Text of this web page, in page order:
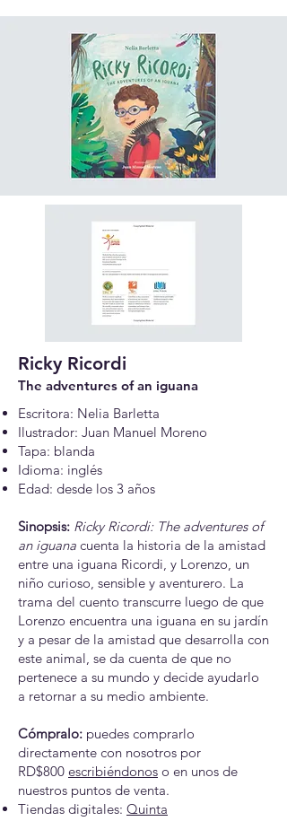
Ricky Ricordi
The adventures of an iguana
Escritora: Nelia Barletta
Ilustrador: Juan Manuel Moreno
Tapa: blanda
Idioma: inglés
Edad: desde los 3 años
Sinopsis: Ricky Ricordi: The adventures of
an iguana cuenta la historia de la amistad
entre una iguana Ricordi, y Lorenzo, un
niño curioso, sensible y aventurero. La
trama del cuento transcurre luego de que
Lorenzo encuentra una iguana en su jardín
y a pesar de la amistad que desarrolla con
este animal, se da cuenta de que no
pertenece a su mundo y decide ayudarlo
a retornar a su medio ambiente.
Cómpralo: puedes comprarlo
directamente con nosotros por
RD$800 escribiéndonos o en unos de
nuestros puntos de venta.
Tiendas digitales: Quinta